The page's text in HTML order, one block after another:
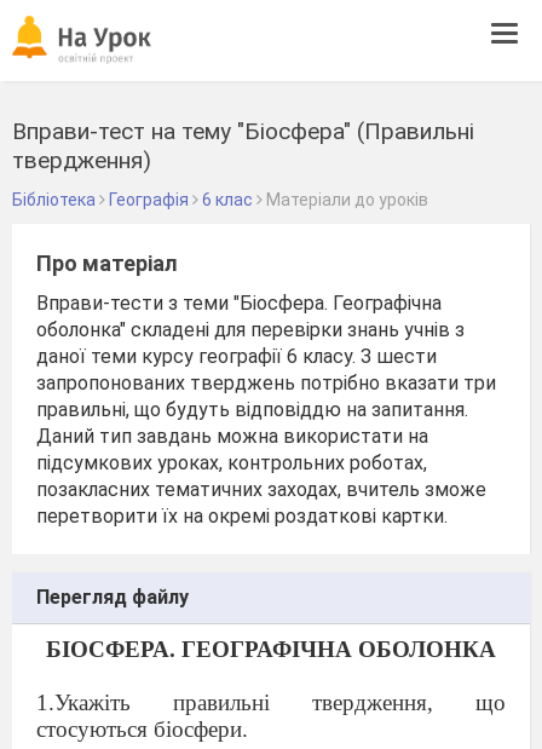
Вправи-тест на тему "Біосфера" (Правильні
твердження)
Бібліотека Географія 6 клас Матеріали до уроків
Про матеріал
Вправи-тести з теми "Біосфера. Географічна
оболонка" складені для перевірки знань учнів з
даної теми курсу географії 6 класу. З шести
запропонованих тверджень потрібно вказати три
правильні, що будуть відповіддю на запитання.
Даний тип завдань можна використати на
підсумкових уроках, контрольних роботах,
позакласних тематичних заходах, вчитель зможе
перетворити їх на окремі роздаткові картки.
Перегляд файлу
БІОСФЕРА. ГЕОГРАФІЧНА ОБОЛОНКА
1.Укажіть правильні твердження, що
стосуються біосфери.